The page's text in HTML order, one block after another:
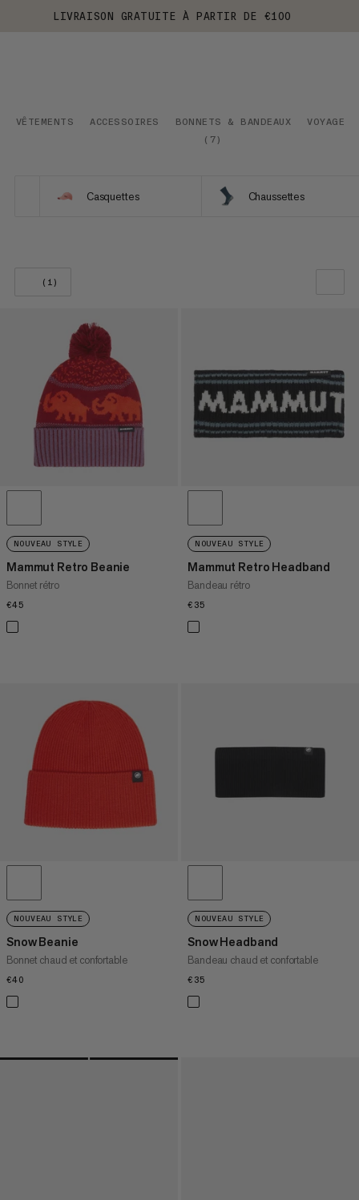
LIVRAISON GRATUITE À PARTIR DE €100
VÊTEMENTS ACCESSOIRES BONNETS & BANDEAUX
VOYAGE
( 7)
Casquettes Chaussettes
(1)
PRIX DÉCROISSANT
NOUVEAU STYLE
Mammut Retro Beanie
Bonnet rétro
€45
NOUVEAU STYLE
Mammut Retro Headband
Bandeau rétro
€35
NOUVEAU STYLE
Snow Beanie
Bonnet chaud et confortable
€40
NOUVEAU STYLE
Snow Headband
Bandeau chaud et confortable
€35